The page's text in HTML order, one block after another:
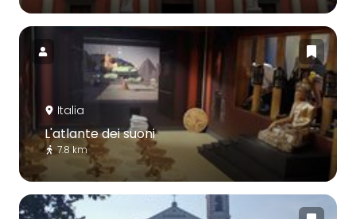
Italia
L'atlante dei suoni
7.8 km